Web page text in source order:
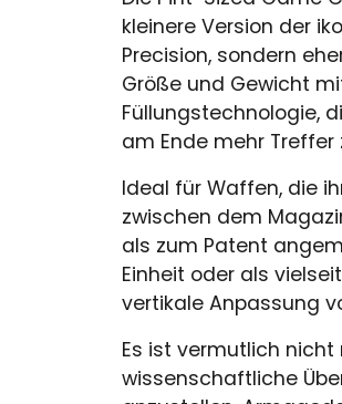
kleinere Version der
Precision, sondern
Größe und Gewicht
Füllungstechnologie,
am Ende mehr Treffer
Ideal für Waffen, die
zwischen dem
als zum Patent
Einheit oder als
vertikale Anpassung
Es ist vermutlich
wissenschaftliche